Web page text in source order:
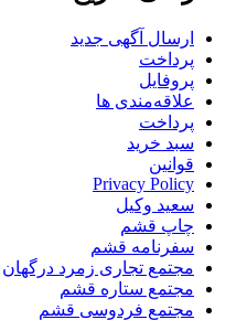
ارسال آگهی جدید
پرداخت
پروفایل
علاقه‌مندی ها
پرداخت
سبد خرید
قوانین
Privacy Policy
سعید وکیل
چاپ قشم
سفرنامه قشم
مجتمع تجاری زمرد درگهان
مجتمع ستاره قشم
مجتمع فردوسی قشم